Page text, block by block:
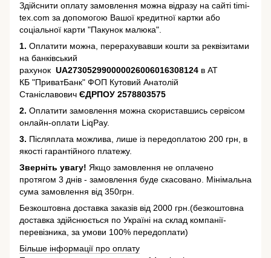
Здійснити оплату замовлення можна відразу на сайті timi-
tex.com за допомогою Вашої кредитної картки або
соціальної карти "Пакунок малюка".
1. Оплатити можна, перерахувавши кошти за реквізитами
на банківський
рахунок UA273052990000026006016308124 в АТ
КБ "ПриватБанк" ФОП Кутовий Анатолій
Станіславович ЄДРПОУ 2578803575
2. Оплатити замовлення можна скориставшись сервісом
онлайн-оплати LiqPay.
3. Післяплата можлива, лише із передоплатою 200 грн, в
якості гарантійного платежу.
Зверніть увагу! Якщо замовлення не оплачено
протягом 3 днів - замовлення буде скасовано. Мінімальна
сума замовлення від 350грн.
Безкоштовна доставка заказів від 2000 грн.(безкоштовна
доставка здійснюється по Україні на склад компанії-
перевізника, за умови 100% передоплати)
Більше інформації про оплату